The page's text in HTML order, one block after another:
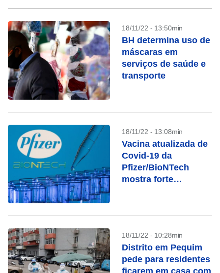
18/11/22 - 13:50min
BH determina uso de
máscaras em
serviços de saúde e
transporte
18/11/22 - 13:08min
Vacina atualizada de
Covid-19 da
Pfizer/BioNTech
mostra forte
18/11/22 - 10:28min
Distrito em Pequim
pede para residentes
ficarem em casa com